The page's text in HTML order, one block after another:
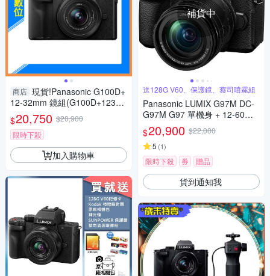
商店 現貨!Panasonic G100D+
12-32mm 鏡組(G100D+123
2，公司貨)G100
$20,750 $20,900
限時下殺
加入購物車
補貨中
送128G V60、保護鏡、蔡司噴霧組
Panasonic LUMIX G97M DC-
G97M G97 單機身 + 12-60mm
變焦鏡組 公司貨
$20,900 $22,000
5 (1)
限時下殺 券 贈品
貨到通知我